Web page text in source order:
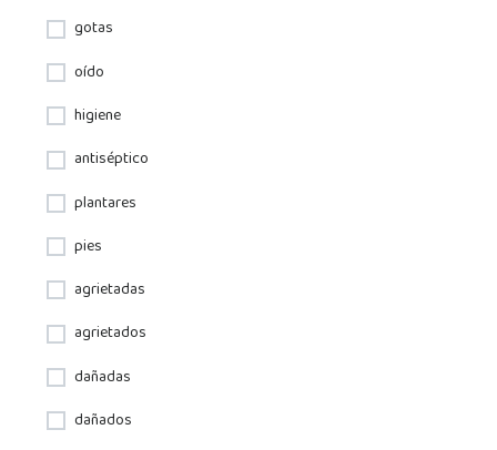
gotas
oído
higiene
antiséptico
plantares
pies
agrietadas
agrietados
dañadas
dañados